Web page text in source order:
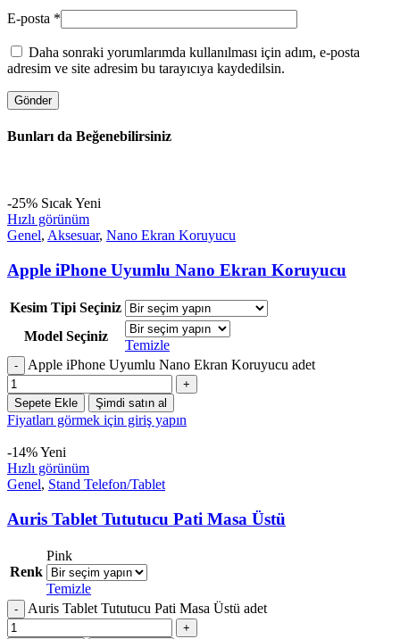
E-posta *
Daha sonraki yorumlarımda kullanılması için adım, e-posta
adresim ve site adresim bu tarayıcıya kaydedilsin.
Bunları da Beğenebilirsiniz
-25% SıcakYeni
Hızlı görünüm
Genel, Aksesuar, Nano Ekran Koruyucu
Apple iPhone Uyumlu Nano Ekran Koruyucu
Kesim Tipi Seçiniz
Model Seçiniz
Temizle
Apple iPhone Uyumlu Nano Ekran Koruyucu adet
Sepete Ekle Şimdi satın al
Fiyatları görmek için giriş yapın
-14%Yeni
Hızlı görünüm
Genel, Stand Telefon/Tablet
Auris Tablet Tututucu Pati Masa Üstü
Renk
Pink
Temizle
Auris Tablet Tututucu Pati Masa Üstü adet